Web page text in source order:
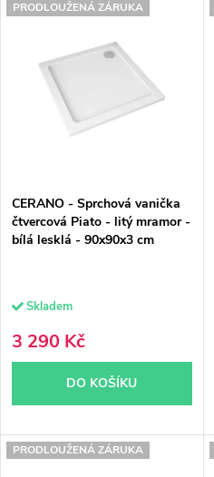
PRODLOUŽENÁ ZÁRUKA
CERANO - Sprchová vanička
čtvercová Piato - litý mramor -
bílá lesklá - 90x90x3 cm
Skladem
3 290 Kč
DO KOŠÍKU
PRODLOUŽENÁ ZÁRUKA